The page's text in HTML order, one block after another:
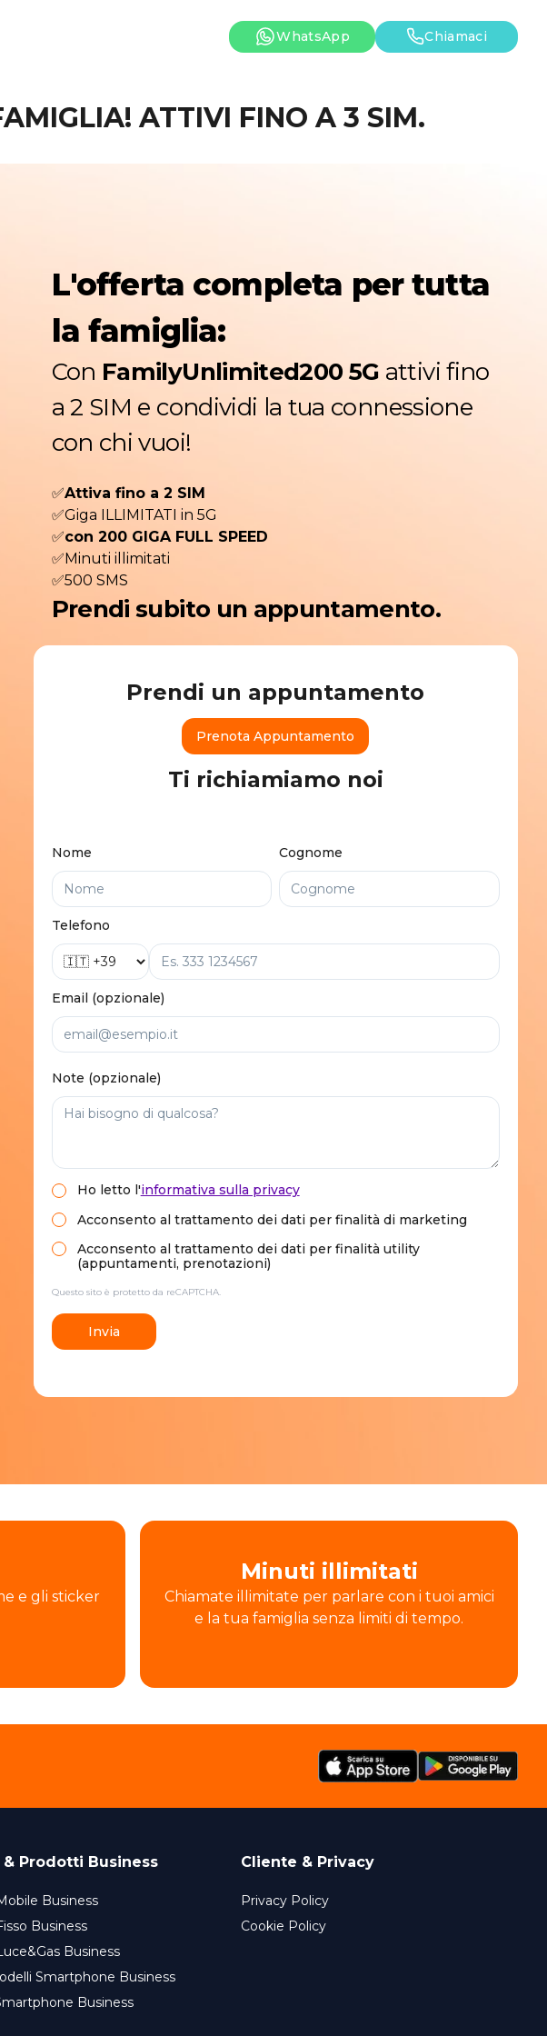
WhatsApp Chiamaci
ATTIVI FINO A 3 SIM.
L'offerta completa per tutta
la famiglia:
Con FamilyUnlimited200 5G attivi fino
a 2 SIM e condividi la tua connessione
con chi vuoi!
✅Attiva fino a 2 SIM
✅Giga ILLIMITATI in 5G
✅con 200 GIGA FULL SPEED
✅Minuti illimitati
✅500 SMS
Prendi subito un appuntamento.
Prendi un appuntamento
Prenota Appuntamento
Ti richiamiamo noi
Nome Cognome
Telefono
Email (opzionale)
Note (opzionale)
Ho letto l'informativa sulla privacy
Acconsento al trattamento dei dati per finalità di marketing
Acconsento al trattamento dei dati per finalità utility
(appuntamenti, prenotazioni)
Questo sito è protetto da reCAPTCHA.
Invia
e gli sticker
Minuti illimitati
Chiamate illimitate per parlare con i tuoi amici
e la tua famiglia senza limiti di tempo.
& Prodotti Business
Business
Business
Business
Smartphone Business
Business
Cliente & Privacy
Privacy Policy
Cookie Policy